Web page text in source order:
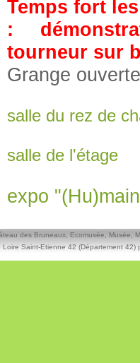
Temps fort
:
tourneur sur
Grange
salle du rez de
salle de l'étage
expo
des Bruneaux, Ecomusée, Musée,
Loire Saint-Etienne 42 (Département